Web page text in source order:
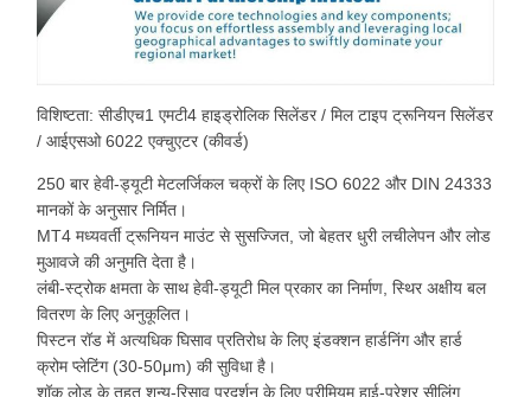
विशिष्टता: सीडीएच1 एमटी4 हाइड्रोलिक सिलेंडर / मिल टाइप ट्रूनियन सिलेंडर
/ आईएसओ 6022 एक्चुएटर (कीवर्ड)
250 बार हेवी-ड्यूटी मेटलर्जिकल चक्रों के लिए ISO 6022 और DIN 24333
मानकों के अनुसार निर्मित।
MT4 मध्यवर्ती ट्रूनियन माउंट से सुसज्जित, जो बेहतर धुरी लचीलेपन और लोड
मुआवजे की अनुमति देता है।
लंबी-स्ट्रोक क्षमता के साथ हेवी-ड्यूटी मिल प्रकार का निर्माण, स्थिर अक्षीय बल
वितरण के लिए अनुकूलित।
पिस्टन रॉड में अत्यधिक घिसाव प्रतिरोध के लिए इंडक्शन हार्डनिंग और हार्ड
क्रोम प्लेटिंग (30-50μm) की सुविधा है।
शॉक लोड के तहत शून्य-रिसाव प्रदर्शन के लिए प्रीमियम हाई-प्रेशर सीलिंग